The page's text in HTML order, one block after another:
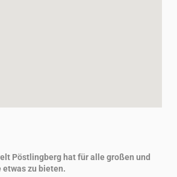
Pöstlingberg hat für alle großen und
etwas zu bieten.